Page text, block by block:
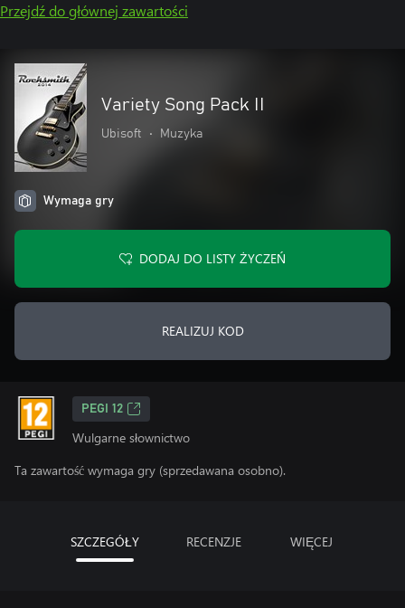
Przejdź do głównej zawartości
Variety Song Pack II
Ubisoft • Muzyka
Wymaga gry
DODAJ DO LISTY ŻYCZEŃ
REALIZUJ KOD
PEGI 12
Wulgarne słownictwo
Ta zawartość wymaga gry (sprzedawana osobno).
SZCZEGÓŁY RECENZJE WIĘCEJ